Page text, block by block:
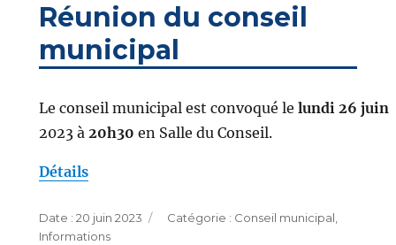
Réunion du conseil
municipal
Le conseil municipal est convoqué le lundi 26 juin
2023 à 20h30 en Salle du Conseil.
Détails
Publié
le
20 juin 2023 Catégories
Conseil municipal
Informations